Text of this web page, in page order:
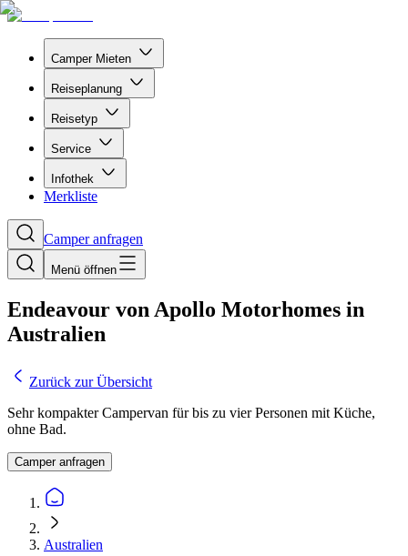
Camper Mieten
Reiseplanung
Reisetyp
Service
Infothek
Merkliste
Camper anfragen
Menü öffnen
Endeavour von Apollo Motorhomes in
Australien
Zurück zur Übersicht
Sehr kompakter Campervan für bis zu vier Personen mit Küche,
ohne Bad.
Camper anfragen
Australien